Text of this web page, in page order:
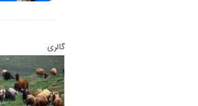
گالری